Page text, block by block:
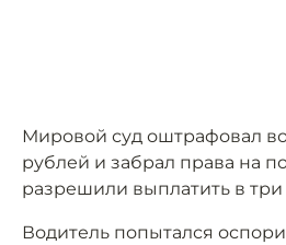
Мировой суд оштрафовал
рублей и забрал права на
разрешили выплатить в три
Водитель попытался